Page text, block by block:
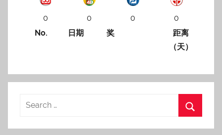
0 0 0
0
No.
日期 奖
距离
（天）